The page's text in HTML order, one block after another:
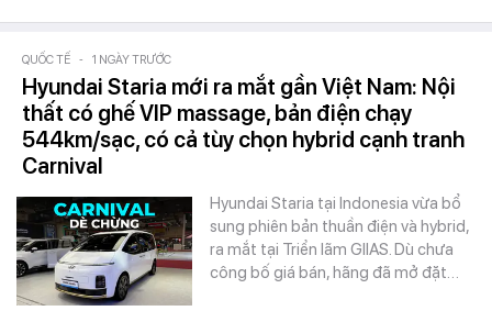
QUỐC TẾ - 1 NGÀY TRƯỚC
Hyundai Staria mới ra mắt gần Việt Nam: Nội
thất có ghế VIP massage, bản điện chạy
544km/sạc, có cả tùy chọn hybrid cạnh tranh
Carnival
Hyundai Staria tại Indonesia vừa bổ
sung phiên bản thuần điện và hybrid,
ra mắt tại Triển lãm GIIAS. Dù chưa
công bố giá bán, hãng đã mở đặt…